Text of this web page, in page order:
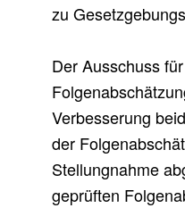
zu
Der Ausschuss
Verbesserung
der
Stellungnahme
geprüften